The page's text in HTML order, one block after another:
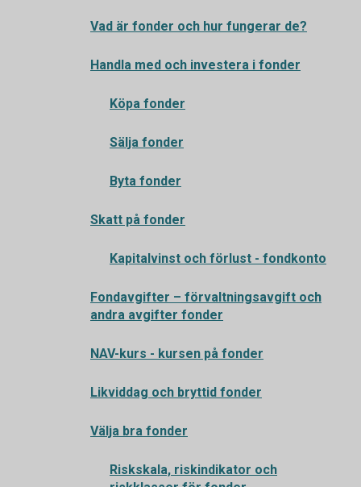
Vad är fonder och hur fungerar de?
Handla med och investera i fonder
Köpa fonder
Sälja fonder
Byta fonder
Skatt på fonder
Kapitalvinst och förlust - fondkonto
Fondavgifter – förvaltningsavgift och
andra avgifter fonder
NAV-kurs - kursen på fonder
Likviddag och bryttid fonder
Välja bra fonder
Riskskala, riskindikator och